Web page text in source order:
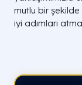
mutlu bir şekilde
iyi adımları